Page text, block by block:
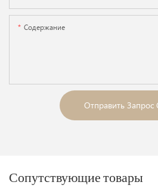
Содержание
Отправить Запрос
Сопутствующие товары